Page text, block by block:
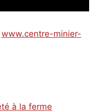
www.centre-minier-
à la ferme